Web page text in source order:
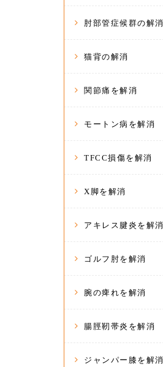
肘部管症候群の解消
猫背の解消
関節痛を解消
モートン病を解消
TFCC損傷を解消
X脚を解消
アキレス腱炎を解消
ゴルフ肘を解消
腕の痺れを解消
腸脛靭帯炎を解消
ジャンパー膝を解消